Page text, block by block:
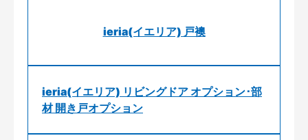
ieria(イエリア) 戸襖
ieria(イエリア) リビングドア オプション･部
材 開き戸オプション